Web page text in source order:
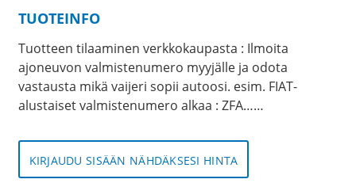
TUOTEINFO
Tuotteen tilaaminen verkkokaupasta : Ilmoita
ajoneuvon valmistenumero myyjälle ja odota
vastausta mikä vaijeri sopii autoosi. esim. FIAT-
alustaiset valmistenumero alkaa : ZFA……
KIRJAUDU SISÄÄN NÄHDÄKSESI HINTA